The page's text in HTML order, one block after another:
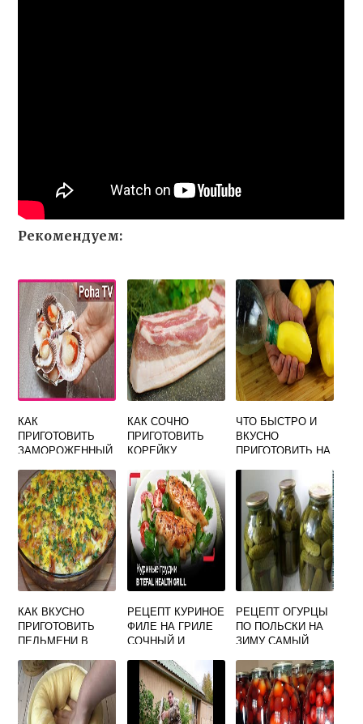
Рекомендуем:
КАК
ПРИГОТОВИТЬ
ЗАМОРОЖЕННЫЙ
ГРЕБЕШОК
ВКУСНО
КАК СОЧНО
ПРИГОТОВИТЬ
КОРЕЙКУ
СКОВОРОДЕ И
ВКУСНО
ЧТО БЫСТРО И
ВКУСНО
ПРИГОТОВИТЬ НА
КАК ВКУСНО
ПРИГОТОВИТЬ
ПЕЛЬМЕНИ В
СЫРОМ И
СМЕТАНОЙ
РЕЦЕПТ КУРИНОЕ
ФИЛЕ НА ГРИЛЕ
СОЧНЫЙ И
РЕЦЕПТ ОГУРЦЫ
ПО ПОЛЬСКИ НА
ЗИМУ САМЫЙ